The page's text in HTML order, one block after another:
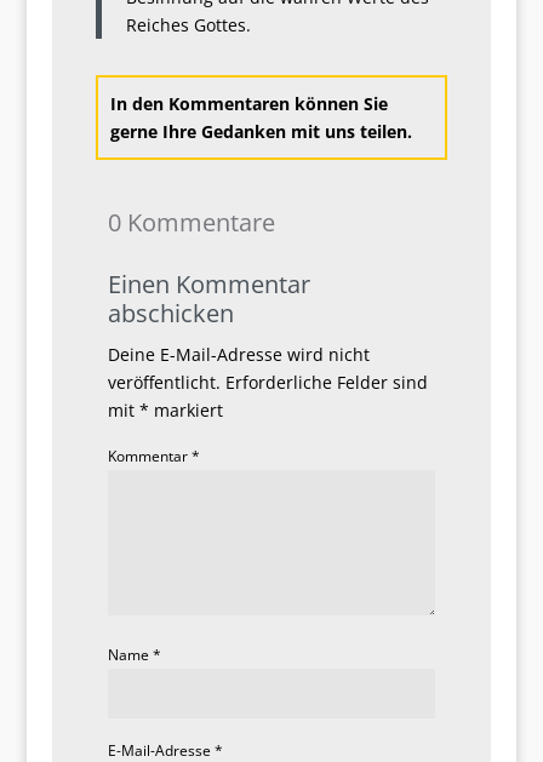
Reiches Gottes.
In den Kommentaren können Sie
gerne Ihre Gedanken mit uns teilen.
0 Kommentare
Einen Kommentar
abschicken
Deine E-Mail-Adresse wird nicht
veröffentlicht. Erforderliche Felder sind
mit * markiert
Kommentar*
Name *
E-Mail-Adresse *